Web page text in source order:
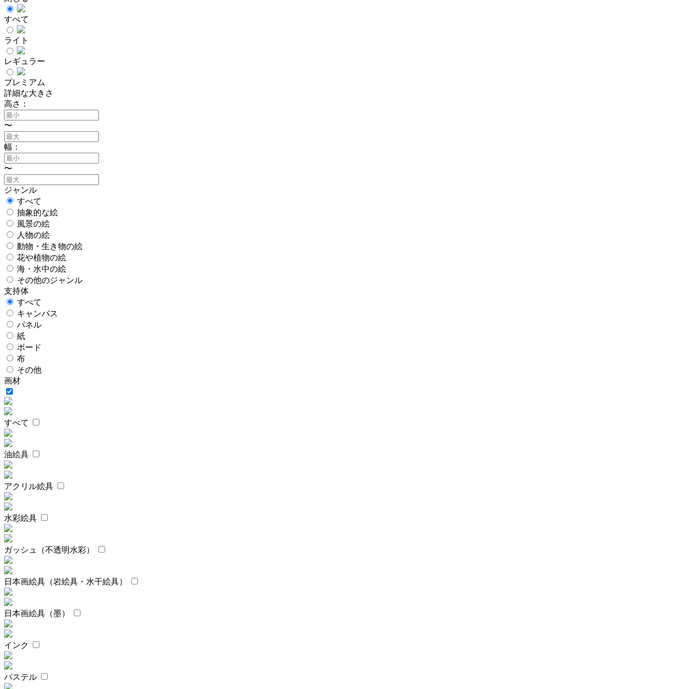
すべて
ライト
レギュラー
プレミアム
詳細な大きさ
高さ：
〜
幅：
〜
ジャンル
すべて
抽象的な絵
風景の絵
人物の絵
動物・生き物の絵
花や植物の絵
海・水中の絵
その他のジャンル
支持体
すべて
キャンバス
パネル
紙
ボード
布
その他
画材
すべて
油絵具
アクリル絵具
水彩絵具
ガッシュ（不透明水彩）
日本画絵具（岩絵具・水干絵具）
日本画絵具（墨）
インク
パステル